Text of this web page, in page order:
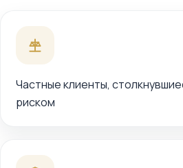
Частные клиенты,
риском